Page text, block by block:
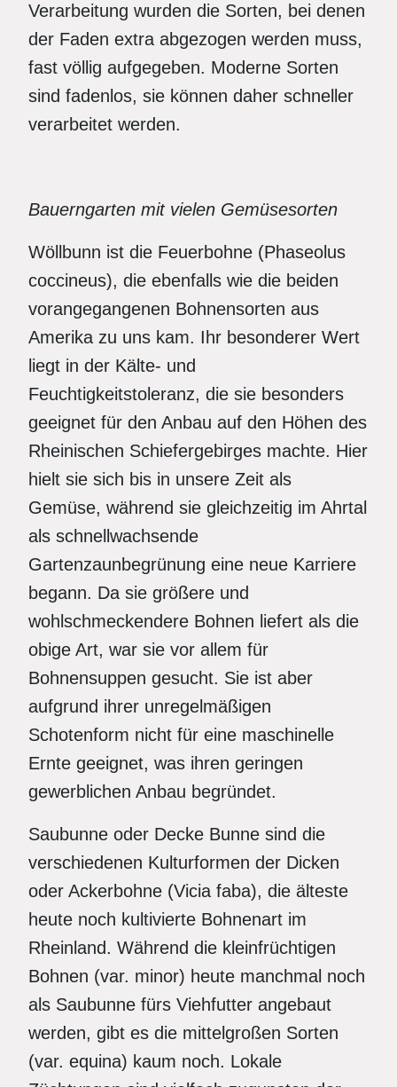
Verarbeitung wurden die Sorten, bei denen
der Faden extra abgezogen werden muss,
fast völlig aufgegeben. Moderne Sorten
sind fadenlos, sie können daher schneller
verarbeitet werden.
Bauerngarten mit vielen Gemüsesorten
Wöllbunn ist die Feuerbohne (Phaseolus
coccineus), die ebenfalls wie die beiden
vorangegangenen Bohnensorten aus
Amerika zu uns kam. Ihr besonderer Wert
liegt in der Kälte- und
Feuchtigkeitstoleranz, die sie besonders
geeignet für den Anbau auf den Höhen des
Rheinischen Schiefergebirges machte. Hier
hielt sie sich bis in unsere Zeit als
Gemüse, während sie gleichzeitig im Ahrtal
als schnellwachsende
Gartenzaunbegrünung eine neue Karriere
begann. Da sie größere und
wohlschmeckendere Bohnen liefert als die
obige Art, war sie vor allem für
Bohnensuppen gesucht. Sie ist aber
aufgrund ihrer unregelmäßigen
Schotenform nicht für eine maschinelle
Ernte geeignet, was ihren geringen
gewerblichen Anbau begründet.
Saubunne oder Decke Bunne sind die
verschiedenen Kulturformen der Dicken
oder Ackerbohne (Vicia faba), die älteste
heute noch kultivierte Bohnenart im
Rheinland. Während die kleinfrüchtigen
Bohnen (var. minor) heute manchmal noch
als Saubunne fürs Viehfutter angebaut
werden, gibt es die mittelgroßen Sorten
(var. equina) kaum noch. Lokale